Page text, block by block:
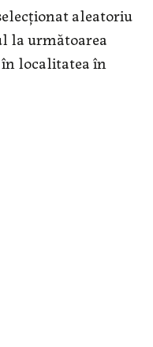
aleatoriu
la următoarea
localitatea în